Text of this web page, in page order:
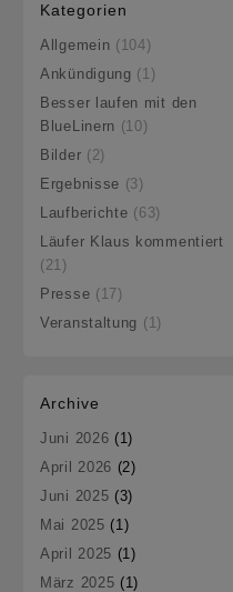
Kategorien
Allgemein (104)
Ankündigung (1)
Besser laufen mit den
BlueLinern (10)
Bilder (2)
Ergebnisse (3)
Laufberichte (63)
Läufer Klaus kommentiert
(21)
Presse (17)
Veranstaltung (1)
Archive
Juni 2026 (1)
April 2026 (2)
Juni 2025 (3)
Mai 2025 (1)
April 2025 (1)
März 2025 (1)